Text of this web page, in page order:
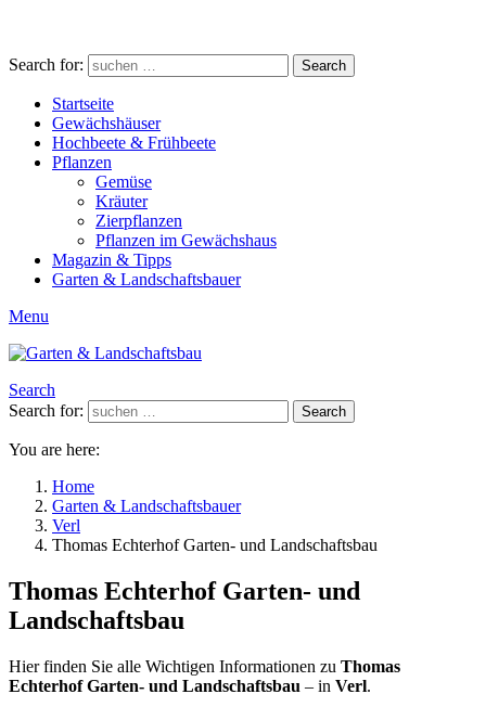
Search for: Search
Startseite
Gewächshäuser
Hochbeete & Frühbeete
Pflanzen
Gemüse
Kräuter
Zierpflanzen
Pflanzen im Gewächshaus
Magazin & Tipps
Garten & Landschaftsbauer
Menu
Search
Search for:
Search
You are here:
Home
Garten & Landschaftsbauer
Verl
Thomas Echterhof Garten- und Landschaftsbau
Thomas Echterhof Garten- und
Landschaftsbau
Hier finden Sie alle Wichtigen Informationen zu Thomas
Echterhof Garten- und Landschaftsbau – in Verl.